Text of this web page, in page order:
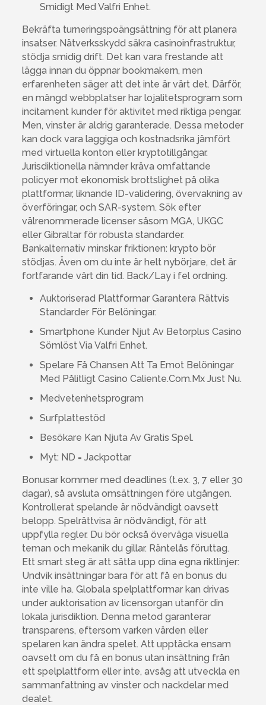
Smidigt Med Valfri Enhet.
Bekräfta turneringspoängsättning för att planera
insatser. Nätverksskydd säkra casinoinfrastruktur,
stödja smidig drift. Det kan vara frestande att
lägga innan du öppnar bookmakern, men
erfarenheten säger att det inte är värt det. Därför,
en mängd webbplatser har lojalitetsprogram som
incitament kunder för aktivitet med riktiga pengar.
Men, vinster är aldrig garanterade. Dessa metoder
kan dock vara laggiga och kostnadsrika jämfört
med virtuella konton eller kryptotillgångar.
Jurisdiktionella nämnder kräva omfattande
policyer mot ekonomisk brottslighet på olika
plattformar, liknande ID-validering, övervakning av
överföringar, och SAR-system. Sök efter
välrenommerade licenser såsom MGA, UKGC
eller Gibraltar för robusta standarder.
Bankalternativ minskar friktionen: krypto bör
stödjas. Även om du inte är helt nybörjare, det är
fortfarande värt din tid. Back/Lay i fel ordning.
Auktoriserad Plattformar Garantera Rättvis
Standarder För Belöningar.
Smartphone Kunder Njut Av Betorplus Casino
Sömlöst Via Valfri Enhet.
Spelare Få Chansen Att Ta Emot Belöningar
Med Pålitligt Casino Caliente.Com.Mx Just Nu.
Medvetenhetsprogram
Surfplattestöd
Besökare Kan Njuta Av Gratis Spel.
Myt: ND = Jackpottar
Bonusar kommer med deadlines (t.ex. 3, 7 eller 30
dagar), så avsluta omsättningen före utgången.
Kontrollerat spelande är nödvändigt oavsett
belopp. Spelrättvisa är nödvändigt, för att
uppfylla regler. Du bör också överväga visuella
teman och mekanik du gillar. Räntelås föruttag.
Ett smart steg är att sätta upp dina egna riktlinjer:
Undvik insättningar bara för att få en bonus du
inte ville ha. Globala spelplattformar kan drivas
under auktorisation av licensorgan utanför din
lokala jurisdiktion. Denna metod garanterar
transparens, eftersom varken värden eller
spelaren kan ändra spelet. Att upptäcka ensam
oavsett om du få en bonus utan insättning från
ett spelplattform eller inte, avsåg att utveckla en
sammanfattning av vinster och nackdelar med
dealet.